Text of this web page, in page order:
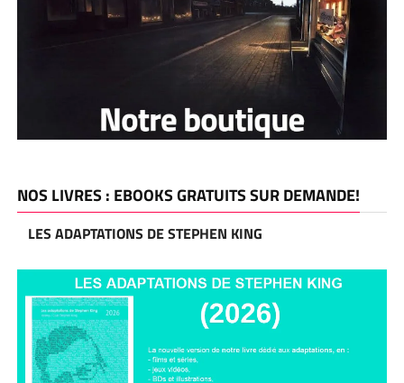
NOS LIVRES : EBOOKS GRATUITS SUR DEMANDE!
LES ADAPTATIONS DE STEPHEN KING